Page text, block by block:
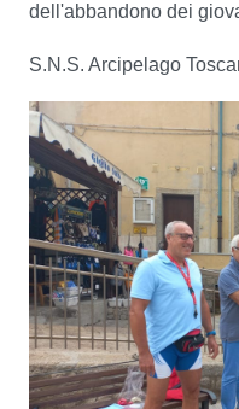
dell'abbandono dei
S.N.S. Arcipelago